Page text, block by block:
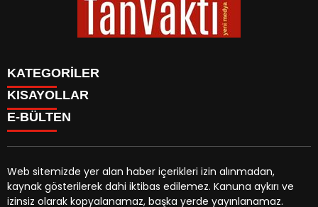
KATEGORİLER
BİYOGRAFİLER
DÜNYA
GENEL
GÜNDEM
KÜLTÜR SANAT
KISAYOLLAR
Menü seçimi yapın. WP-ADMIN → Görünüm → Menüler
sayfasından menü eşleştirmesi yapınız.
E-BÜLTEN
tanvakti.come-bültenine abone olarak, tarafınıza haber,
Web sitemizde yer alan haber içerikleri izin alınmadan,
kaynak gösterilerek dahi iktibas edilemez. Kanuna aykırı ve
izinsiz olarak kopyalanamaz, başka yerde yayınlanamaz.